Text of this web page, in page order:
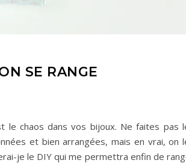
SE RANGE
le chaos dans vos bijoux. Ne faites pas
et bien arrangées, mais en vrai, on
je le DIY qui me permettra enfin de